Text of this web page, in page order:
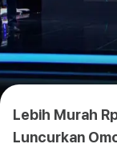
Lebih Murah
Luncurkan